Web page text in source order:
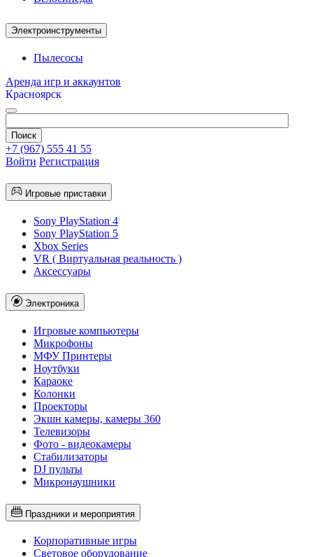
Электроинструменты
Пылесосы
Аренда игр и аккаунтов
Красноярск
+7 (967) 555 41 55
Войти Регистрация
Игровые приставки
Sony PlayStation 4
Sony PlayStation 5
Xbox Series
VR ( Виртуальная реальность )
Аксессуары
Электроника
Игровые компьютеры
Микрофоны
МФУ Принтеры
Ноутбуки
Караоке
Колонки
Проекторы
Экшн камеры, камеры 360
Телевизоры
Фото - видеокамеры
Стабилизаторы
DJ пульты
Микронаушники
Праздники и мероприятия
Корпоративные игры
Световое оборудование